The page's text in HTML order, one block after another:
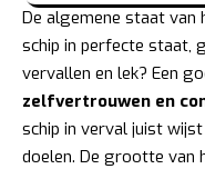
De algemene staat van
schip in perfecte staat,
vervallen en lek? Een
zelfvertrouwen en
schip in verval juist
doelen. De grootte van